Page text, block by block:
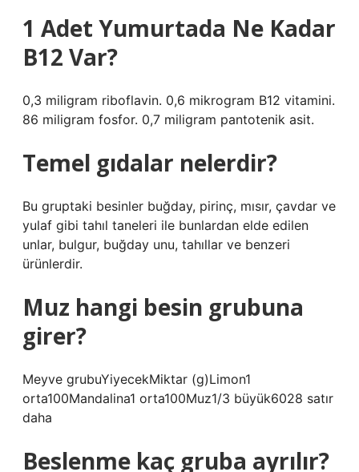
1 Adet Yumurtada Ne Kadar
B12 Var?
0,3 miligram riboflavin. 0,6 mikrogram B12 vitamini.
86 miligram fosfor. 0,7 miligram pantotenik asit.
Temel gıdalar nelerdir?
Bu gruptaki besinler buğday, pirinç, mısır, çavdar ve
yulaf gibi tahıl taneleri ile bunlardan elde edilen
unlar, bulgur, buğday unu, tahıllar ve benzeri
ürünlerdir.
Muz hangi besin grubuna
girer?
Meyve grubuYiyecekMiktar (g)Limon1
orta100Mandalina1 orta100Muz1/3 büyük6028 satır
daha
Beslenme kaç gruba ayrılır?